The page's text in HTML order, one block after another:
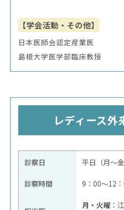
【学会活動・その他】
日本医師会認定産業医
島根大学医学部臨床教授
レディース外
診察日 平日（月～金
診察時間 9：00～12
月・火曜：